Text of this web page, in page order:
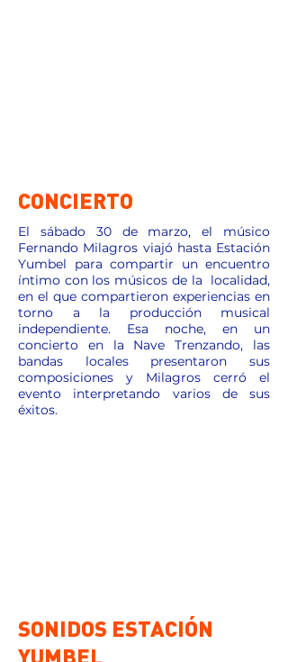
CONCIERTO
El sábado 30 de marzo, el músico
Fernando Milagros viajó hasta Estación
Yumbel para compartir un encuentro
íntimo con los músicos de la localidad,
en el que compartieron experiencias en
torno a la producción musical
independiente. Esa noche, en un
concierto en la Nave Trenzando, las
bandas locales presentaron sus
composiciones y Milagros cerró el
evento interpretando varios de sus
éxitos.
SONIDOS ESTACIÓN
YUMBEL